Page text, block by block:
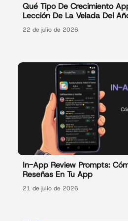
Qué Tipo De Crecimiento
Lección De La Velada Del
22 de julio de 2026
In-App Review Prompts:
Reseñas En Tu App
21 de julio de 2026